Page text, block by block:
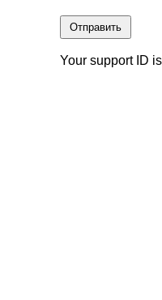
Отправить
Your support ID